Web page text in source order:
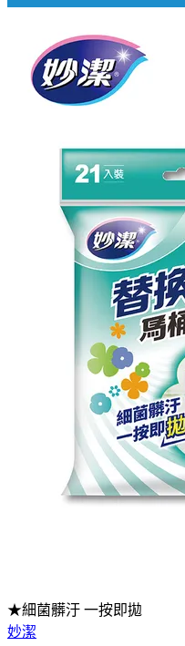
★細菌髒汙 一按即拋
妙潔